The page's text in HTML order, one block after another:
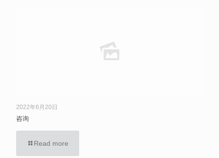
2022年6月20日
咨询
Read more